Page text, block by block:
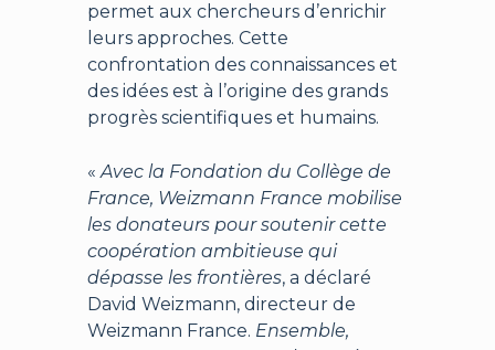
permet aux chercheurs d’enrichir
leurs approches. Cette
confrontation des connaissances et
des idées est à l’origine des grands
progrès scientifiques et humains.
«Avec la Fondation du Collège de
France, Weizmann France mobilise
les donateurs pour soutenir cette
coopération ambitieuse qui
dépasse les frontières, a déclaré
David Weizmann, directeur de
Weizmann France. Ensemble,